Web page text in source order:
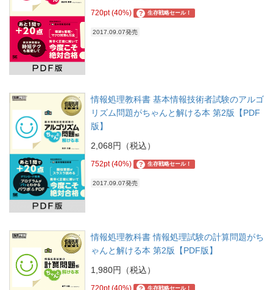
720pt (40%) ? 生存戦略セール！
2017.09.07発売
情報処理教科書 基本情報技術者試験のアルゴ
リズム問題がちゃんと解ける本 第2版【PDF
版】
2,068円（税込）
752pt (40%) ? 生存戦略セール！
2017.09.07発売
情報処理教科書 情報処理試験の計算問題がち
ゃんと解ける本 第2版【PDF版】
1,980円（税込）
720pt (40%) ? 生存戦略セール！